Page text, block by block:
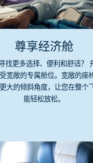
尊享经济舱
找更多选择、便利和舒适？
宽敞的专属舱位。宽敞的座
大的倾斜角度，让您在整个
能轻松放松。